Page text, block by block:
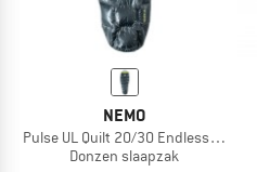
NEMO
Pulse UL Quilt 20/30 Endless Promise
Donzen slaapzak